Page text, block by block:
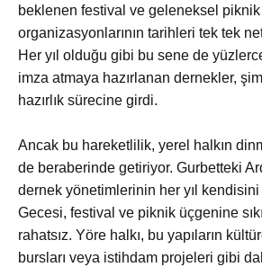
beklenen festival ve geleneksel piknik
organizasyonlarının tarihleri tek tek
Her yıl olduğu gibi bu sene de
imza atmaya hazırlanan dernekler,
hazırlık sürecine girdi.
Ancak bu hareketlilik, yerel halkın
de beraberinde getiriyor. Gurbetteki
dernek yönetimlerinin her yıl
Gecesi, festival ve piknik üçgenine
rahatsız. Yöre halkı, bu yapıların
bursları veya istihdam projeleri gibi